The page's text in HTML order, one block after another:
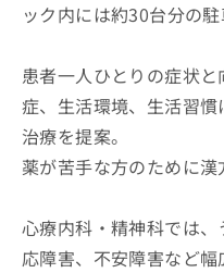
ック内には約30台分の駐
患者一人ひとりの症状
症、生活環境、生活習
治療を提案。
薬が苦手な方のために漢
心療内科・精神科では
応障害、不安障害など幅